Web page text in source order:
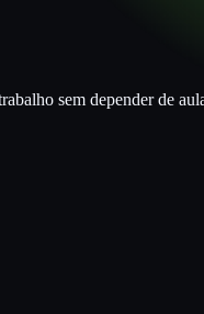
sem depender de